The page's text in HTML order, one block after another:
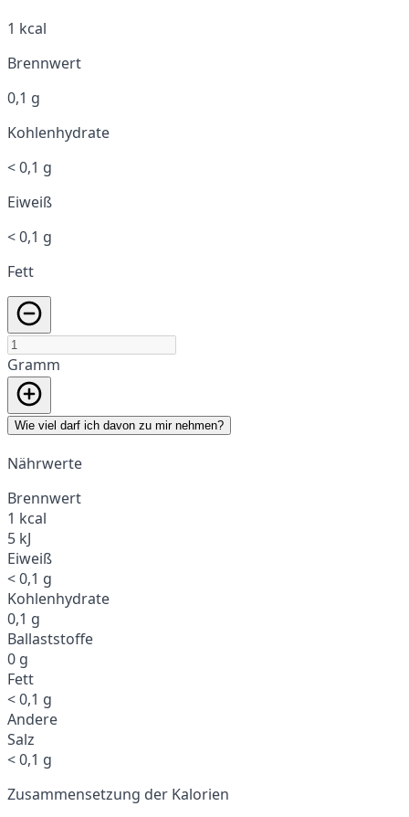
1 kcal
Brennwert
0,1 g
Kohlenhydrate
< 0,1 g
Eiweiß
< 0,1 g
Fett
Gramm
Wie viel darf ich davon zu mir nehmen?
Nährwerte
Brennwert
1 kcal
5 kJ
Eiweiß
< 0,1 g
Kohlenhydrate
0,1 g
Ballaststoffe
0 g
Fett
< 0,1 g
Andere
Salz
< 0,1 g
Zusammensetzung der Kalorien